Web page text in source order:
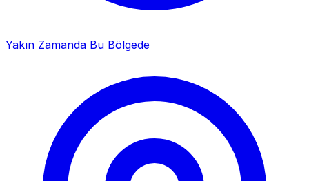
Yakın Zamanda Bu Bölgede